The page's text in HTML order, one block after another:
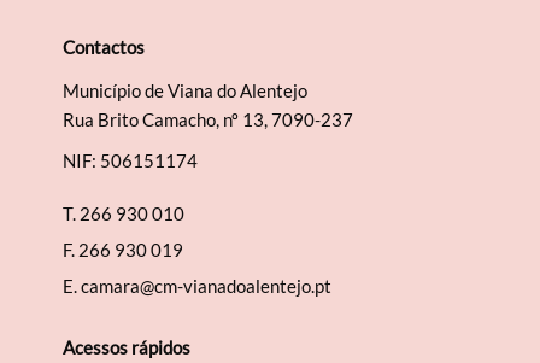
Contactos
Município de Viana do Alentejo
Rua Brito Camacho, nº 13, 7090-237
NIF: 506151174
T. 266 930 010
F. 266 930 019
E.camara@cm-vianadoalentejo.pt
Acessos rápidos